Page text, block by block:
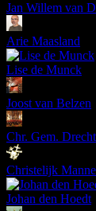
Jan Willem van
Arie Maasland
Lise de Munck
Joost van Belzen
Chr. Gem.
Christelijk
Johan den Hoedt